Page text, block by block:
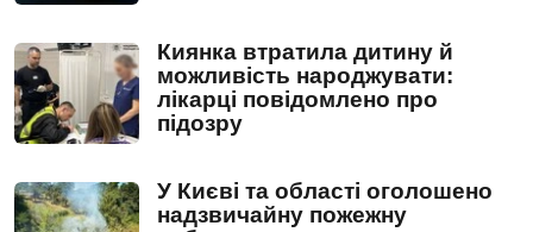
Киянка втратила дитину й
можливість народжувати:
лікарці повідомлено про
підозру
У Києві та області оголошено
надзвичайну пожежну